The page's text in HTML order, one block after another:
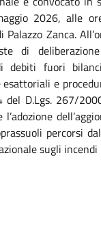
2026, alle
Palazzo Zanca.
di
debiti fuori
e
del D.Lgs. 267/
l’adozione
percorsi
sugli incendi